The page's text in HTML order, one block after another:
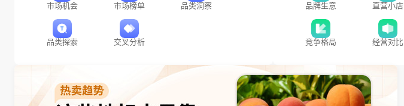
市场机会 市场榜单 品类洞察
品类探索 交叉分析
品牌生意 直营小店
竞争格局 经营对比